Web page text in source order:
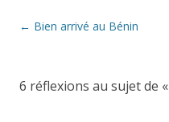
Navigation
← Bien arrivé au Bénin
6 réflexions au sujet de «